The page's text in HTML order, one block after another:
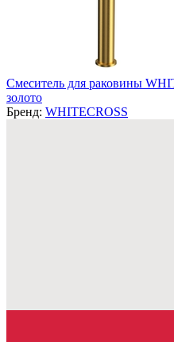
Смеситель для раковины
золото
Бренд: WHITECROSS